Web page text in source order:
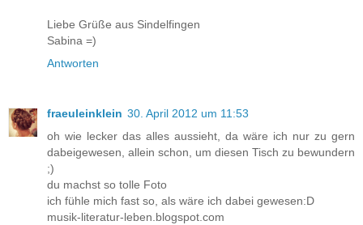
Liebe Grüße aus Sindelfingen
Sabina =)
Antworten
fraeuleinklein 30. April 2012 um 11:53
oh wie lecker das alles aussieht, da wäre ich nur zu gern
dabeigewesen, allein schon, um diesen Tisch zu bewundern
;)
du machst so tolle Foto
ich fühle mich fast so, als wäre ich dabei gewesen:D
musik-literatur-leben.blogspot.com